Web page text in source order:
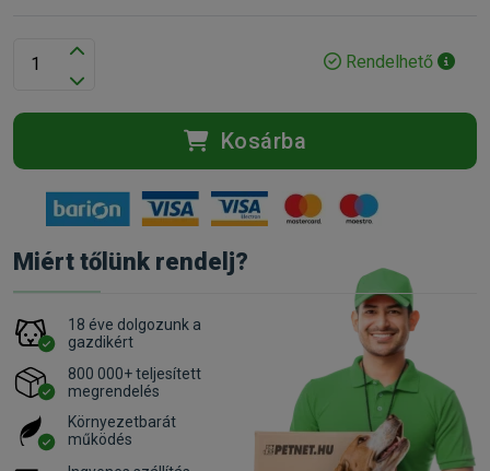
Rendelhető
Kosárba
Miért tőlünk rendelj?
18 éve dolgozunk a
gazdikért
800 000+ teljesített
megrendelés
Környezetbarát
működés